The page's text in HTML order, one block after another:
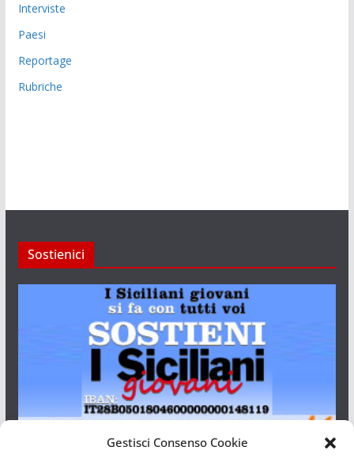
Gestisci Consenso Cookie
Interviste
Paesi
Reportage
Rubriche
Sostienici